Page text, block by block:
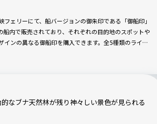
ェリーにて、船バージョンの御朱印である「御船印」
船内で販売されており、それぞれの目的地のスポットや
インの異なる御船印を購入できます。全5種類のライン
なブナ天然林が残り神々しい景色が見られる